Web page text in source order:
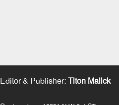
Editor & Publisher:Titon Malick